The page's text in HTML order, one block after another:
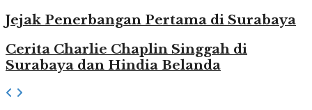
Jejak Penerbangan Pertama di Surabaya
Cerita Charlie Chaplin Singgah di
Surabaya dan Hindia Belanda